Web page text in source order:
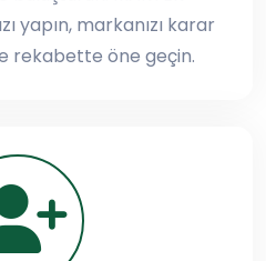
yapın, markanızı karar
rekabette öne geçin.